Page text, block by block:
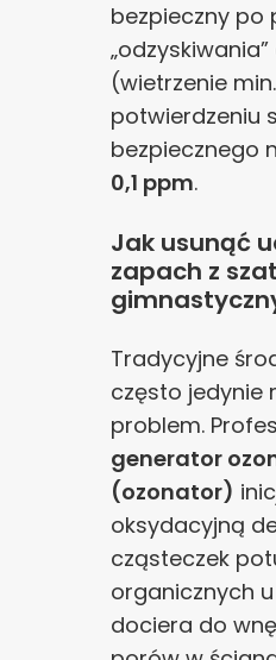
bezpieczny po
(wietrzenie
potwierdzeniu
bezpiecznego
0,1 ppm.
Jak usunąć
zapach z
Tradycyjne
często jedynie
problem.
generator
(ozonator)
oksydacyjną
cząsteczek
organicznych u
dociera do